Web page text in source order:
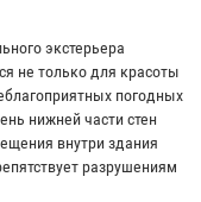
экстерьера
не только для красоты
погодных
нижней части стен
внутри здания
разрушениям